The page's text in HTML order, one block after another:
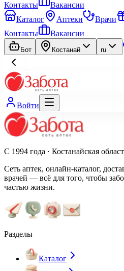
Контакты
Вакансии
Каталог
Аптеки Врачи
Контакты
Вакансии
Бот Костанай ru
Войти
С 1994 года · Костанайская
Сеть аптек, онлайн-каталог,
врачей — всё для того, чтобы
частью жизни.
Разделы
Каталог